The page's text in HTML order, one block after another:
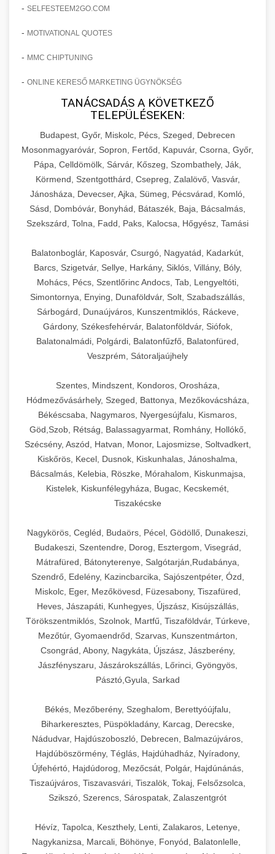
- SELFESTEEM2GO.COM
- MOTIVATIONAL QUOTES
- MMC CHIPTUNING
- ONLINE KERESŐ MARKETING ÜGYNÖKSÉG
TANÁCSADÁS A KÖVETKEZŐ
TELEPÜLÉSEKEN:
Budapest, Győr, Miskolc, Pécs, Szeged, Debrecen
Mosonmagyaróvár, Sopron, Fertőd, Kapuvár, Csorna, Győr,
Pápa, Celldömölk, Sárvár, Kőszeg, Szombathely, Ják,
Körmend, Szentgotthárd, Csepreg, Zalalövő, Vasvár,
Jánosháza, Devecser, Ajka, Sümeg, Pécsvárad, Komló,
Sásd, Dombóvár, Bonyhád, Bátaszék, Baja, Bácsalmás,
Szekszárd, Tolna, Fadd, Paks, Kalocsa, Hőgyész, Tamási
Balatonboglár, Kaposvár, Csurgó, Nagyatád, Kadarkút,
Barcs, Szigetvár, Sellye, Harkány, Siklós, Villány, Bóly,
Mohács, Pécs, Szentlőrinc Andocs, Tab, Lengyeltóti,
Simontornya, Enying, Dunaföldvár, Solt, Szabadszállás,
Sárbogárd, Dunaújváros, Kunszentmiklós, Ráckeve,
Gárdony, Székesfehérvár, Balatonföldvár, Siófok,
Balatonalmádi, Polgárdi, Balatonfűzfő, Balatonfüred,
Veszprém, Sátoraljaújhely
Szentes, Mindszent, Kondoros, Orosháza,
Hódmezővásárhely, Szeged, Battonya, Mezőkovácsháza,
Békéscsaba, Nagymaros, Nyergesújfalu, Kismaros,
Göd,Szob, Rétság, Balassagyarmat, Romhány, Hollókő,
Szécsény, Aszód, Hatvan, Monor, Lajosmizse, Soltvadkert,
Kiskőrös, Kecel, Dusnok, Kiskunhalas, Jánoshalma,
Bácsalmás, Kelebia, Röszke, Mórahalom, Kiskunmajsa,
Kistelek, Kiskunfélegyháza, Bugac, Kecskemét,
Tiszakécske
Nagykörös, Cegléd, Budaörs, Pécel, Gödöllő, Dunakeszi,
Budakeszi, Szentendre, Dorog, Esztergom, Visegrád,
Mátrafüred, Bátonyterenye, Salgótarján,Rudabánya,
Szendrő, Edelény, Kazincbarcika, Sajószentpéter, Ózd,
Miskolc, Eger, Mezőkövesd, Füzesabony, Tiszafüred,
Heves, Jászapáti, Kunhegyes, Újszász, Kisújszállás,
Törökszentmiklós, Szolnok, Martfű, Tiszaföldvár, Túrkeve,
Mezőtúr, Gyomaendrőd, Szarvas, Kunszentmárton,
Csongrád, Abony, Nagykáta, Újszász, Jászberény,
Jászfényszaru, Jászárokszállás, Lőrinci, Gyöngyös,
Pásztó,Gyula, Sarkad
Békés, Mezőberény, Szeghalom, Berettyóújfalu,
Biharkeresztes, Püspökladány, Karcag, Derecske,
Nádudvar, Hajdúszoboszló, Debrecen, Balmazújváros,
Hajdúböszörmény, Téglás, Hajdúhadház, Nyíradony,
Újfehértó, Hajdúdorog, Mezőcsát, Polgár, Hajdúnánás,
Tiszaújváros, Tiszavasvári, Tiszalök, Tokaj, Felsőzsolca,
Szikszó, Szerencs, Sárospatak, Zalaszentgrót
Hévíz, Tapolca, Keszthely, Lenti, Zalakaros, Letenye,
Nagykanizsa, Marcali, Böhönye, Fonyód, Balatonlelle,